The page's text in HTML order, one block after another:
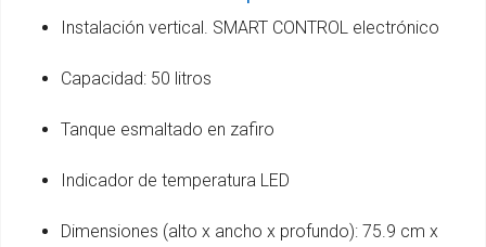
Instalación vertical. SMART CONTROL electrónico
Capacidad: 50 litros
Tanque esmaltado en zafiro
Indicador de temperatura LED
Dimensiones (alto x ancho x profundo): 75.9 cm x